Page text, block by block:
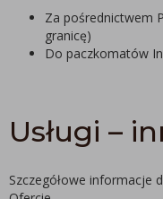
Za pośrednictwem
granicę)
Do paczkomatów
Usługi –
Szczegółowe informacje